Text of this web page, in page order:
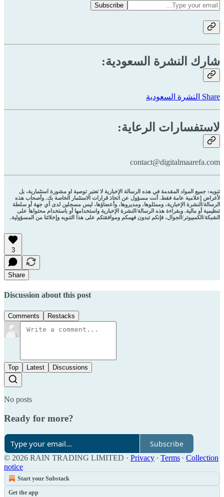
شارك النشرة السعودية:
Share النشرة السعودية
لاستفسارات الرعاية:
contact@digitalmaarefa.com
تنويه: جميع المواد المقدمة في هذه الرسالة الإخبارية لا تعتبر توصية او مشورة استثمارية، بل
لأغراض إعلامية عامة فقط. أنت مسؤول عن اتخاذ قرارات الاستثمار الخاصة بك. وأصحاب هذه
الرسالة/النشرة الإخبارية، وممثلوها، ومديروها، وأعضاؤها، ليس مسجلين لدى أي جهة أو سلطة
تنظيمية أو مالية. وبقراءة هذه الرسالة/النشرة الإخبارية واستخدامها أو باستخدام محتواها على
الشبكة/الكمبيوتر/الجوال، فإنكم تبدون فهمكم وموافقتكم على هذا التنويه وإخلائنا من المسؤولية.
3
Share
Discussion about this post
Comments Restacks
Top Latest Discussions
No posts
Ready for more?
Subscribe
© 2026 RAIN TRADING LIMITED · Privacy ∙ Terms ∙ Collection
notice
Start your Substack
Get the app